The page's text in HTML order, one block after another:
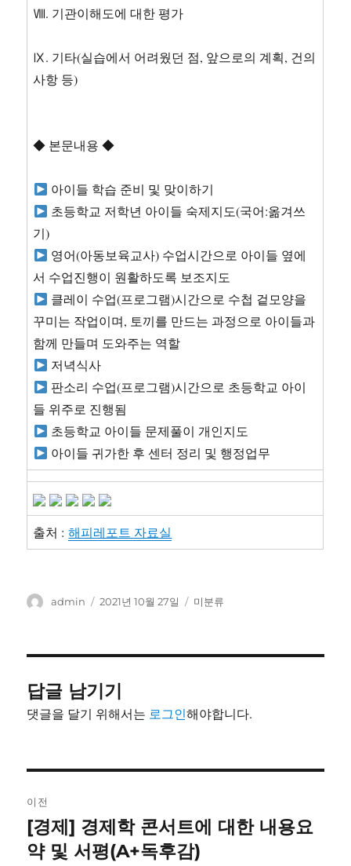
Ⅷ. 기관이해도에 대한 평가
Ⅸ. 기타(실습에서 어려웠던 점, 앞으로의 계획, 건의
사항 등)
◆ 본문내용 ◆
아이들 학습 준비 및 맞이하기
초등학교 저학년 아이들 숙제지도(국어:옮겨쓰
기)
영어(아동보육교사) 수업시간으로 아이들 옆에
서 수업진행이 원활하도록 보조지도
클레이 수업(프로그램)시간으로 수첩 겉모양을
꾸미는 작업이며, 토끼를 만드는 과정으로 아이들과
함께 만들며 도와주는 역할
저녁식사
판소리 수업(프로그램)시간으로 초등학교 아이
들 위주로 진행됨
초등학교 아이들 문제풀이 개인지도
아이들 귀가한 후 센터 정리 및 행정업무
출처 :해피레포트 자료실
글
admin
작
2021년 10월 27일
카
미분류
답글 남기기
댓글을 달기 위해서는 로그인해야합니다.
내
비
이전
이
전
[경제] 경제학 콘서트에 대한 내용요
약 및 서평(A+독후감)